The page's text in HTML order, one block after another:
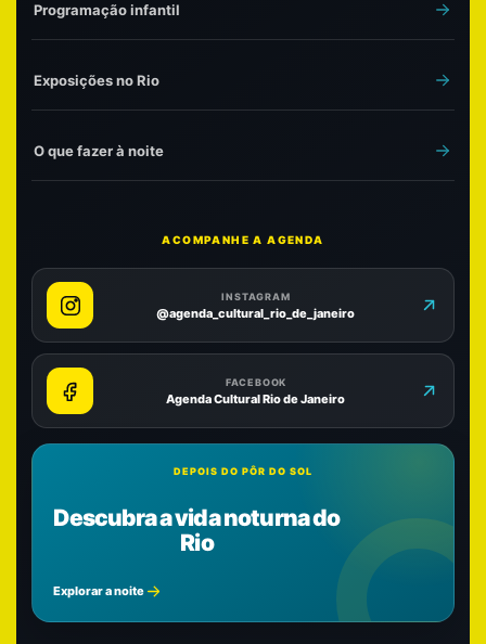
Programação infantil
Exposições no Rio
O que fazer à noite
ACOMPANHE A AGENDA
INSTAGRAM
@agenda_cultural_rio_de_janeiro
FACEBOOK
Agenda Cultural Rio de Janeiro
DEPOIS DO PÔR DO SOL
Descubra a vida noturna do
Rio
Explorar a noite